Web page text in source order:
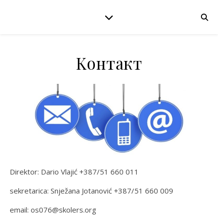
Kонтакт
Direktor: Dario Vlajić +387/51 660 011
sekretarica: Snježana Jotanović +387/51 660 009
email: os076@skolers.org